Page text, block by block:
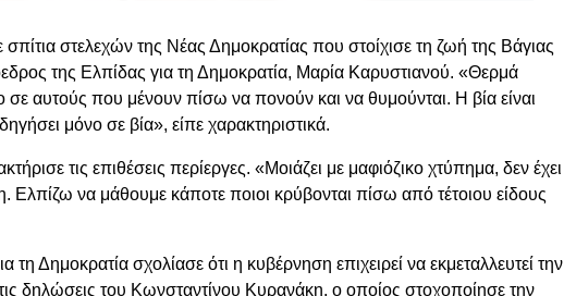
σπίτια στελεχών της Νέας Δημοκρατίας που στοίχισε τη ζωή της Βάγιας
της Ελπίδας για τη Δημοκρατία, Μαρία Καρυστιανού. «Θερμά
σε αυτούς που μένουν πίσω να πονούν και να θυμούνται. Η βία είναι
μόνο σε βία», είπε χαρακτηριστικά.
τις επιθέσεις περίεργες. «Μοιάζει με μαφιόζικο χτύπημα, δεν έχει
Ελπίζω να μάθουμε κάποτε ποιοι κρύβονται πίσω από τέτοιου είδους
Δημοκρατία σχολίασε ότι η κυβέρνηση επιχειρεί να εκμεταλλευτεί την
δηλώσεις του Κωνσταντίνου Κυρανάκη, ο οποίος στοχοποίησε την